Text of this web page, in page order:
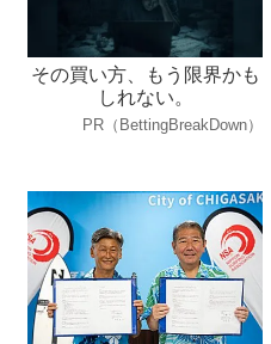
その買い方、もう限界かも
しれない。
PR（BettingBreakDown）